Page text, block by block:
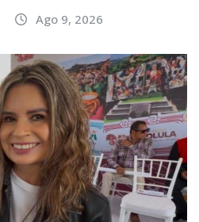
Ago 9, 2026